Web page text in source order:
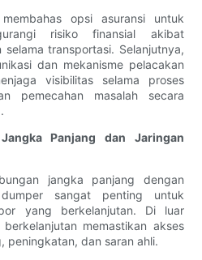
opsi asuransi untuk
risiko finansial akibat
transportasi. Selanjutnya,
dan mekanisme pelacakan
visibilitas selama proses
pemecahan masalah secara
Panjang dan Jaringan
jangka panjang dengan
sangat penting untuk
yang berkelanjutan. Di luar
memastikan akses
peningkatan, dan saran ahli.